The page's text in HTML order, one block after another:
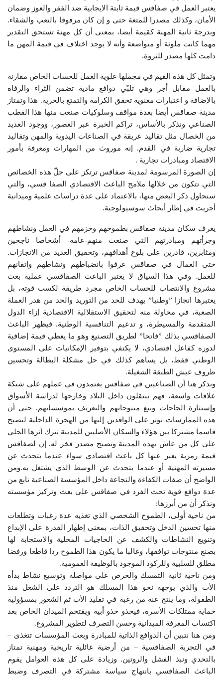
يعتبر العمل في صفاقس قيمة ثابتة الايجابية ضد الفقر والعوز وضمان
الأمان، وكذلك مصدرا للمتعة حتى و إن كان مرفوقا بالتعب والشقاء.
وبدرجة ثانية المهنة كقيمة أيضا، بمعنى أن كل مهنة تستحق التقدير
مهما كانت ملوثة أو متواضعة وأنه لا يوجد اختلاف في قيمة المهن ما
دامت كلها مصدر للثروة.
وتمثل كل هذه القيم في مجملها علوية العمل للحساب الخاص مقارنة
بالعمل مقابل أجر وهي تلبّي دوافع مادية تضمن الثراء والرفاه
بالإضافة و اعتبارات معنوية تحقق الكرامة والتمتع بالحرية. هذا وتمتاز
مدينة صفاقس أيضا بعدة مواقف وسلوكيات صنعت منها هذا القطب
الصناعي ونذكر بالأساس، تراكم الخبرة عبر العصور، ووجود العديد
من الخصال مثل تقاليد عريقة في الصناعات اليدوية والمهن وتقاليد
تجارية ضاربة في القدم. إنه موروث من المهارات ومعرفة بأمور
الاقتصاد ومبادرات تجارية .
إن الصورة المرسومة لمدينة صفاقس ترتكز على جلّ هذه الخصائص
التي تتكون من خلالها ملامح الباعث الاقتصادي الصفا قسي، والتي
سنحاول ذكر البعض منها، بالاعتماد على عدة دراسات علمية وميدانية
أجريت في إطار أبحاث سوسيولوجية.
يعرف سكان مدينة صفاقس بطموحهم وحزمهم في العمل ونشاطهم
وجرأتهم ومبادرتهم التي صنعت منهم-عامة- أشخاصا ناجحين
ومثابرين، قادرين على بلوغ أهدافهم، وتحقيق العديد من الانجازات.
حتى العمال في صفاقس عرفوا بانضباطهم ونشاطهم وإتقانهم
للعمل. وفي هذا السياق لا يعتبر الباعث الصفاقسي عملية بعث
مشروع والانتصاب للحساب الخاص مجرد طريقة لكسب قوته، بل
يعتبرها انجازا ”وطنيا” يهدف للحد من التوريد والحد من هدر العملة
الصعبة، في محاولة منه لتحقيق الاستقلالية الاقتصادية إزاء الدول
المتقدمة والمسيطرة، و تدعيم التنافسية الوطنية. فيظهر الباعث
الصفاقسي بذلك ”فاتحا” لطريق التصنيع وهو ما يعطي قيمة إضافية
لدوره كفاعل اقتصادي، لا يكتفي بتوفير الإمكانيات على المستوى
الوطني فقط، بل يساهم كذلك في حل مشكلة البطالة وتحسين
ظروف عيش الطبقة الشغيلة.
ونذكر هنا أن الصناعيين في صفاقس يعتمدون في عملهم على شبكة
علاقات واسعة، فهم ينتقلون داخل البلاد وخارجها لدراسة الأسواق
وإستثارة الحاجات وبيع منتوجاتهم والتعريف بمؤسساتهم. حتى أن
هذه الممارسات تؤثر على الوافدين إليها من الهجرة الداخلية لتصبح
قاسما مشتركا بين هؤلاء والسكان الأصليين للمدينة تترك أثرها الجلي
على كل من عاش بهذه المدينة وتصبح مصدر فخر له. إن لصفاقس
قيمة رمزية يعبر عنها كل باعث اقتصادي سواء عندما يتحدث عن
مسيرته المهنية أو عندما يتحدث عن الوسط الذي يشتغل به.ومن
الواضح أن صفات الكفاءة والنجاعة داخل المؤسسة الصناعية نابع من
عدة دوافع قوية تحث الفرد في صفاقس على بعث وتركيز مؤسسته
ونذكر أن من أبرزها:
من ناحية أولى، الطموح الشخصي الذي تغذيه عدة رغبات وتطلعات
منها تحسين الدخل وتحقيق الذات، بمعنى إظهار القدرة على الإبداع
وتنويع النشاطات والكشف عن الحاجيات المحلية والاستجابة لها
بصنع منتوجات توافقها، وغالبا ما يكون هذا الطموح ردا قاطعا ورفضا
مطلق للسلبية وللركود الموجود بالوظيفة العمومية.
ومن ناحية ثانية التمسك والحرص على مواصلة وتوسيع نشاط بدأه
الأب والذي يوجهه نحو هذا المسلك هو التردد على الشغل منذ
الطفولة، وما ينتج عنه من رغبة في تقليد الأب ثم الشعور بمسؤولية
حماية ممتلكات الأسرة، فيحذو حذو أبيه ويقتحم الميدان الخاص بعد
اكتساب المعرفة الميدانية وحسن التصرف لتطوير المشروع.
ومن هنا نتبين أن الدوافع الذاتية للمبادرة وبعث المؤسسات تتغذى –
في التجربة الصفاقسية – من أرضية عائلية تاريخية ومهنية تمتاز
بالتحدي ونبذ الفشل والروتين. وزيادة على كل هذه العوامل يقوم
الباعث الصفاقسي بانتهاج سياسة مشتركة في التصرف وضبط